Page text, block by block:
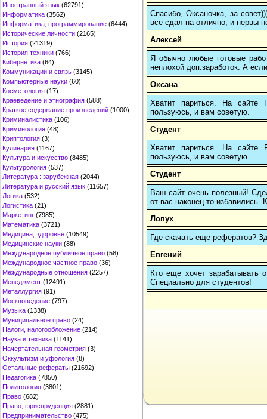
Иностранный язык (62791)
Информатика (3562)
Информатика, программирование (6444)
Исторические личности (2165)
История (21319)
История техники (766)
Кибернетика (64)
Коммуникации и связь (3145)
Компьютерные науки (60)
Косметология (17)
Краеведение и этнография (588)
Краткое содержание произведений (1000)
Криминалистика (106)
Криминология (48)
Криптология (3)
Кулинария (1167)
Культура и искусство (8485)
Культурология (537)
Литература : зарубежная (2044)
Литература и русский язык (11657)
Логика (532)
Логистика (21)
Маркетинг (7985)
Математика (3721)
Медицина, здоровье (10549)
Медицинские науки (88)
Международное публичное право (58)
Международное частное право (36)
Международные отношения (2257)
Менеджмент (12491)
Металлургия (91)
Москвоведение (797)
Музыка (1338)
Муниципальное право (24)
Налоги, налогообложение (214)
Наука и техника (1141)
Начертательная геометрия (3)
Оккультизм и уфология (8)
Остальные рефераты (21692)
Педагогика (7850)
Политология (3801)
Право (682)
Право, юриспруденция (2881)
Предпринимательство (475)
Спасибо, Оксаночка, за
все сдал на отлично, и нервы
Алексей
Я обычно любые готовые
неплохой доп.заработок. А
Оксана
Хватит париться. На
пользуюсь, и вам советую.
Студент
Хватит париться. На
пользуюсь, и вам советую.
Студент
Ваш сайт очень полезный!
от вас наконец-то избавились.
Лопух
Где скачать еще рефератов?
Евгений
Кто еще хочет зарабатывать
Cпециально для студентов!